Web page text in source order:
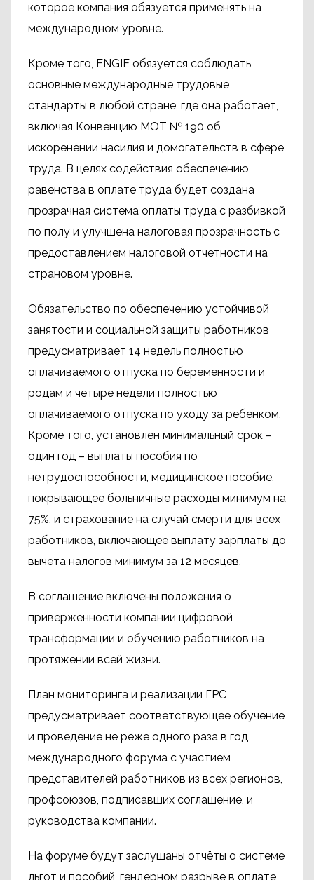
которое компания обязуется применять на
международном уровне.
Кроме того, ENGIE обязуется соблюдать
основные международные трудовые
стандарты в любой стране, где она работает,
включая Конвенцию МОТ № 190 об
искоренении насилия и домогательств в сфере
труда. В целях содействия обеспечению
равенства в оплате труда будет создана
прозрачная система оплаты труда с разбивкой
по полу и улучшена налоговая прозрачность с
предоставлением налоговой отчетности на
страновом уровне.
Обязательство по обеспечению устойчивой
занятости и социальной защиты работников
предусматривает 14 недель полностью
оплачиваемого отпуска по беременности и
родам и четыре недели полностью
оплачиваемого отпуска по уходу за ребенком.
Кроме того, установлен минимальный срок –
один год – выплаты пособия по
нетрудоспособности, медицинское пособие,
покрывающее больничные расходы минимум на
75%, и страхование на случай смерти для всех
работников, включающее выплату зарплаты до
вычета налогов минимум за 12 месяцев.
В соглашение включены положения о
приверженности компании цифровой
трансформации и обучению работников на
протяжении всей жизни.
План мониторинга и реализации ГРС
предусматривает соответствующее обучение
и проведение не реже одного раза в год
международного форума с участием
представителей работников из всех регионов,
профсоюзов, подписавших соглашение, и
руководства компании.
На форуме будут заслушаны отчёты о системе
льгот и пособий, гендерном разрыве в оплате